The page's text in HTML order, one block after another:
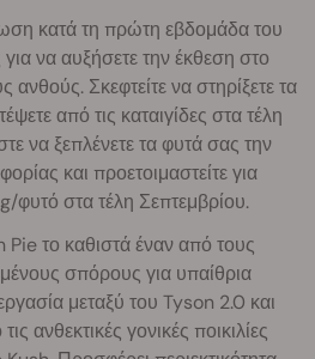
κατά τη πρώτη εβδομάδα του
να αυξήσετε την έκθεση στο
Σκεφτείτε να στηρίξετε τα
από τις καταιγίδες στα τέλη
να ξεπλένετε τα φυτά σας την
και προετοιμαστείτε για
φυτό στα τέλη Σεπτεμβρίου.
το καθιστά έναν από τους
σπόρους για υπαίθρια
μεταξύ του Tyson 2.0 και
ανθεκτικές γονικές ποικιλίες